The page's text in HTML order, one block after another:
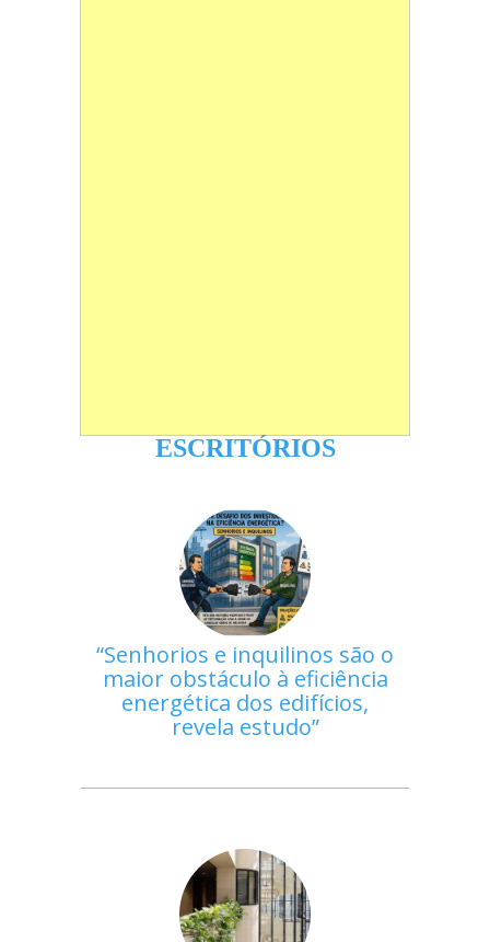
ESCRITÓRIOS
Senhorios e inquilinos são o
maior obstáculo à eficiência
energética dos edifícios,
revela estudo